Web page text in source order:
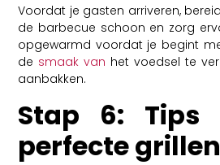
Voordat je gasten arriveren,
de barbecue schoon en zorg
opgewarmd voordat je begint
de smaak van het voedsel te
aanbakken.
Stap 6: Tips
perfecte grillen